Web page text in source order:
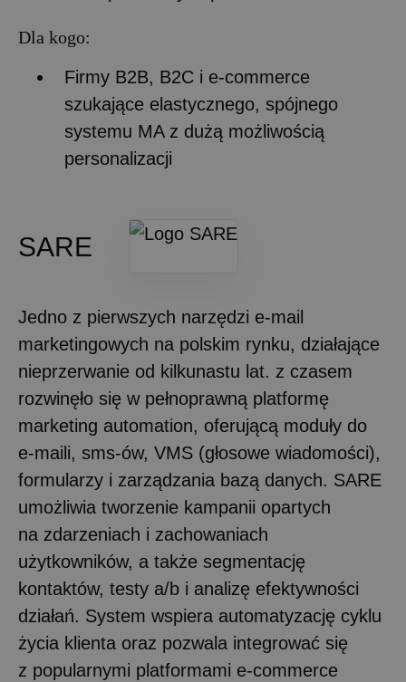
Dla kogo:
Firmy B2B, B2C i e-commerce
szukające elastycznego, spójnego
systemu MA z dużą możliwością
personalizacji
SARE
Jedno z pierwszych narzędzi e-mail
marketingowych na polskim rynku, działające
nieprzerwanie od kilkunastu lat. z czasem
rozwinęło się w pełnoprawną platformę
marketing automation, oferującą moduły do
e-maili, sms-ów, VMS (głosowe wiadomości),
formularzy i zarządzania bazą danych. SARE
umożliwia tworzenie kampanii opartych
na zdarzeniach i zachowaniach
użytkowników, a także segmentację
kontaktów, testy a/b i analizę efektywności
działań. System wspiera automatyzację cyklu
życia klienta oraz pozwala integrować się
z popularnymi platformami e-commerce